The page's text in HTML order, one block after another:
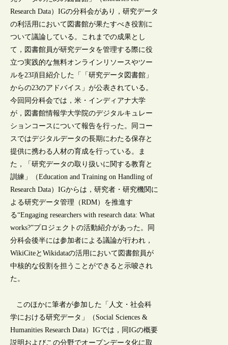
Research Data）IGの分科会があり，研究データ
の利活用において図書館が果たすべき役割に
ついて議論している。これまでの成果とし
て，図書館員が研究データを管理する際に役
立つ実践的な無料オンラインリソースやツー
ルを23項目紹介した「「研究データ図書館」
からの23のアドバイス」が公表されている。
今回同分科会では，米・インディアナ大学
が，図書館情報学大学院のデジタルキュレー
ションコースについて報告を行った。同コー
スではデジタルデータの長期にわたる保存と
提供に携わる人材の育成を行っている。ま
た，「研究データの取り扱いに関する教育と
訓練」（Education and Training on Handling of
Research Data）IGからは，研究者・研究機関に
よる研究データ管理（RDM）を推進す
る“Engaging researchers with research data: What
works?”プロジェクトの活動紹介があった。同
分科会後半には参加者による議論が行われ，
WikiCiteとWikidataの活用において図書館員が
中核的な役割を担うことができると示唆され
た。
このほかに筆者が参加した「人文・社会科
学における研究データ」（Social Sciences &
Humanities Research Data）IGでは，同IGの概要
説明およびこの分野でオープンデータ化に取